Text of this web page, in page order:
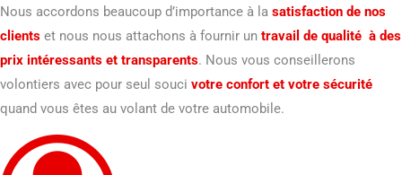
Nous accordons beaucoup d’importance à la satisfaction de nos
clients et nous nous attachons à fournir un travail de qualité à des
prix intéressants et transparents. Nous vous conseillerons
volontiers avec pour seul souci votre confort et votre sécurité
quand vous êtes au volant de votre automobile.